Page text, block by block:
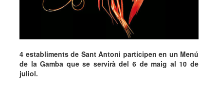
4 establiments de Sant Antoni participen en un Menú
de la Gamba que se servirà del 6 de maig al 10 de
juliol.